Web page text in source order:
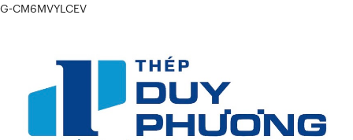
G-CM6MVYLCEV